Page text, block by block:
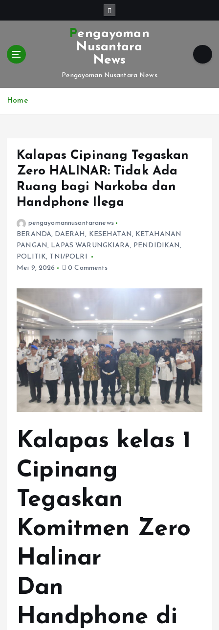
Pengayoman
Nusantara
News
Pengayoman Nusantara News
Home
Kalapas Cipinang Tegaskan
Zero HALINAR: Tidak Ada
Ruang bagi Narkoba dan
Handphone Ilega
pengayomannusantaranews
BERANDA, DAERAH, KESEHATAN, KETAHANAN
PANGAN, LAPAS WARUNGKIARA, PENDIDIKAN,
POLITIK, TNI/POLRI
Mei 9, 2026
0 Comments
Kalapas kelas 1
Cipinang
Tegaskan
Komitmen Zero
Halinar
Dan
Handphone di